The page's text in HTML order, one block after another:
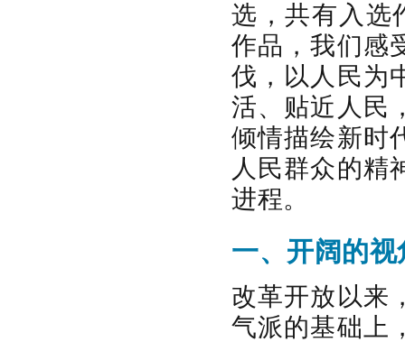
选，共有入选
作品，我们感
伐，以人民为
活、贴近人民
倾情描绘新时
人民群众的精
进程。
一、开阔的
改革开放以来
气派的基础上